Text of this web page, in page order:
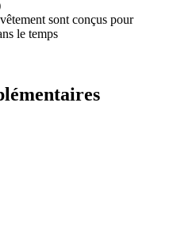
sont conçus pour
le temps